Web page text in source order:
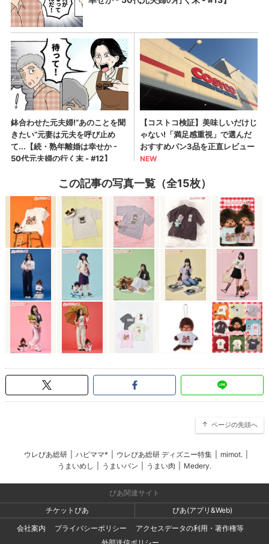
この記事の写真一覧（全15枚）
ページの先頭へ
ウレぴあ総研 ハピママ* ウレぴあ総研 ディズニー特集 mimot.
うまいめし
うまいパン うまい肉 Medery.
ぴあ関連サイト
チケットぴあ
ぴあ(アプリ&Web)
会社案内
プライバシーポリシー
アクセスデータの利用・著作権等